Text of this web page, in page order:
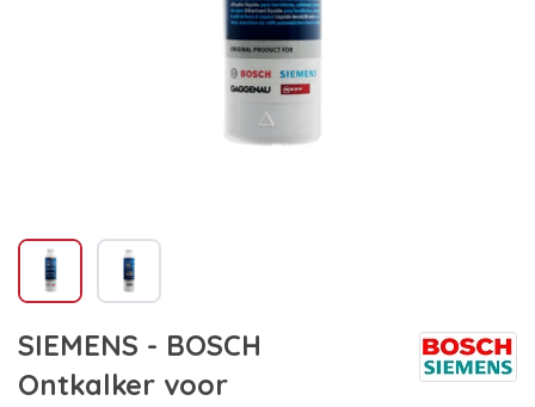
SIEMENS - BOSCH
Ontkalker voor